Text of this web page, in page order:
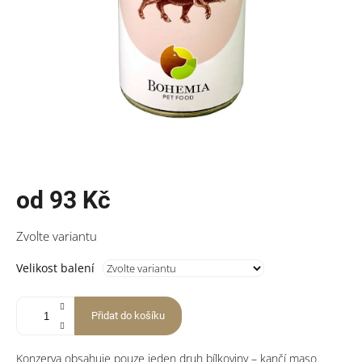
od 93 Kč
cena:
Zvolte variantu
Velikost balení
Přidat do košíku
Konzerva obsahuje pouze jeden druh bílkoviny – kančí maso.